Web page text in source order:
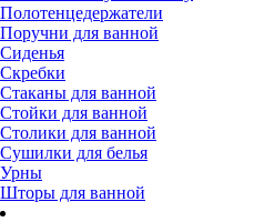
Полотенцедержатели
Поручни для ванной
Сиденья
Скребки
Стаканы для ванной
Стойки для ванной
Столики для ванной
Сушилки для белья
Урны
Шторы для ванной